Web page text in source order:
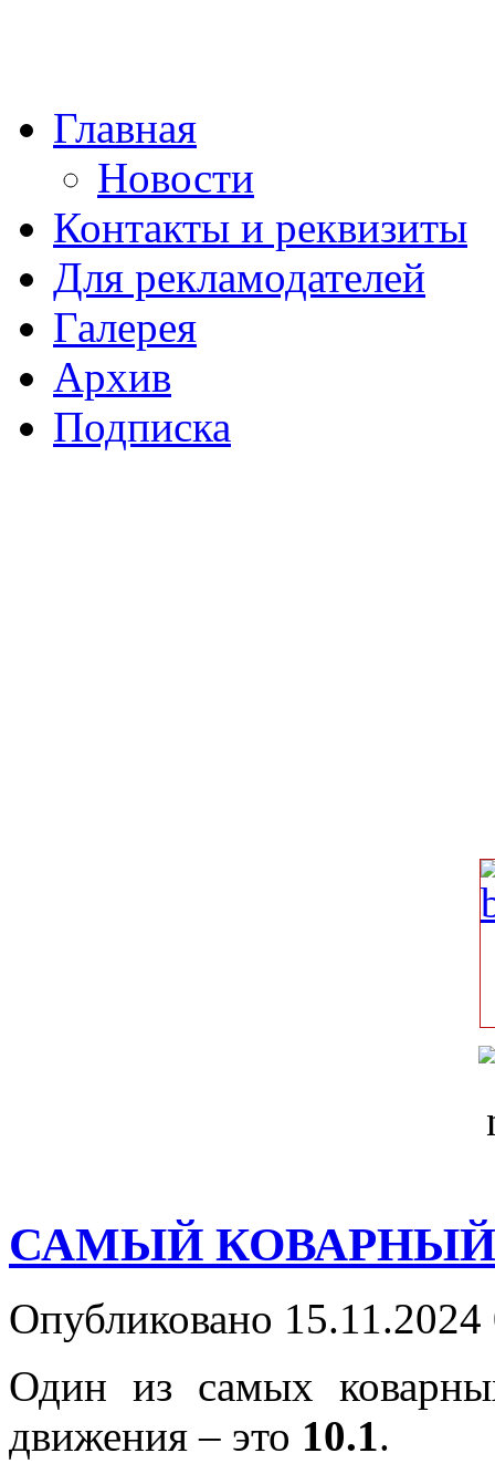
Главная
Новости
Контакты и реквизиты
Для рекламодателей
Галерея
Архив
Подписка
САМЫЙ
Опубликовано 15.11.2024
Один из самых
движения – это 10.1.